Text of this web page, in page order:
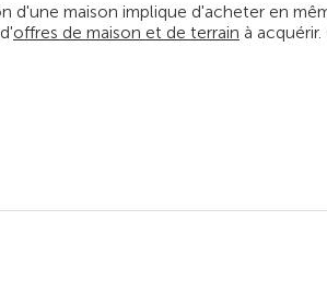
maison implique d'acheter en
offres de maison et de terrain à